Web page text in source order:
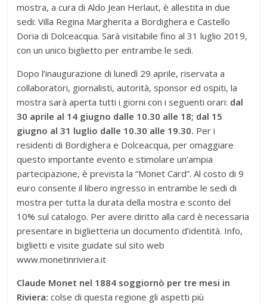
mostra, a cura di Aldo Jean Herlaut, è allestita in due
sedi: Villa Regina Margherita a Bordighera e Castello
Doria di Dolceacqua. Sarà visitabile fino al 31 luglio 2019,
con un unico biglietto per entrambe le sedi.
Dopo l’inaugurazione di lunedì 29 aprile, riservata a
collaboratori, giornalisti, autorità, sponsor ed ospiti, la
mostra sarà aperta tutti i giorni con i seguenti orari: dal
30 aprile al 14 giugno dalle 10.30 alle 18; dal 15
giugno al 31 luglio dalle 10.30 alle 19.30. Per i
residenti di Bordighera e Dolceacqua, per omaggiare
questo importante evento e stimolare un’ampia
partecipazione, è prevista la “Monet Card”. Al costo di 9
euro consente il libero ingresso in entrambe le sedi di
mostra per tutta la durata della mostra e sconto del
10% sul catalogo. Per avere diritto alla card è necessaria
presentare in biglietteria un documento d’identità. Info,
biglietti e visite guidate sul sito web
www.monetinriviera.it
Claude Monet nel 1884 soggiornò per tre mesi in
Riviera: colse di questa regione gli aspetti più